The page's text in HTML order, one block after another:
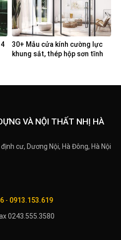
30+ Mẫu cửa kính cường lực
khung sắt, thép hộp sơn tĩnh
VÀ NỘI THẤT NHỊ HÀ
cư, Dương Nội, Hà Đông, Hà Nội
- 0913.153.619
0243.555.3580